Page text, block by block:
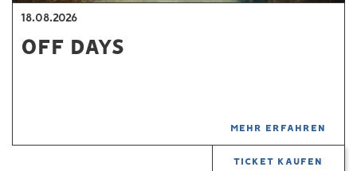
18.08.2026
OFF DAYS
MEHR ERFAHREN
TICKET KAUFEN